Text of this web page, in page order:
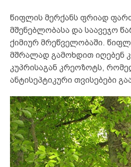
წიფლის მერქანს ფრიად
მშენებლობასა და საავეჯო
ქიმიურ მრეწველობაში.
მშრალად გამოხდით იღებენ
კუპრისაგან კრეოზოტს,
ანტისეპტიკური თვისებები